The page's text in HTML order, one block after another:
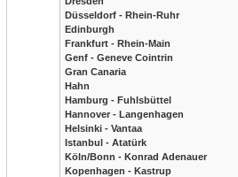
Düsseldorf - Rhein-Ruhr
Edinburgh
Frankfurt - Rhein-Main
Genf - Geneve Cointrin
Gran Canaria
Hahn
Hamburg - Fuhlsbüttel
Hannover - Langenhagen
Helsinki - Vantaa
Istanbul - Atatürk
Köln/Bonn - Konrad Adenauer
Kopenhagen - Kastrup